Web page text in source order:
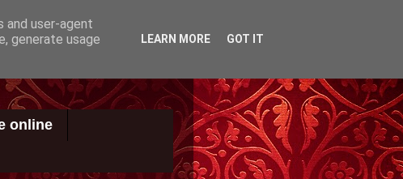
online
and user-agent
generate usage
LEARN MORE GOT IT